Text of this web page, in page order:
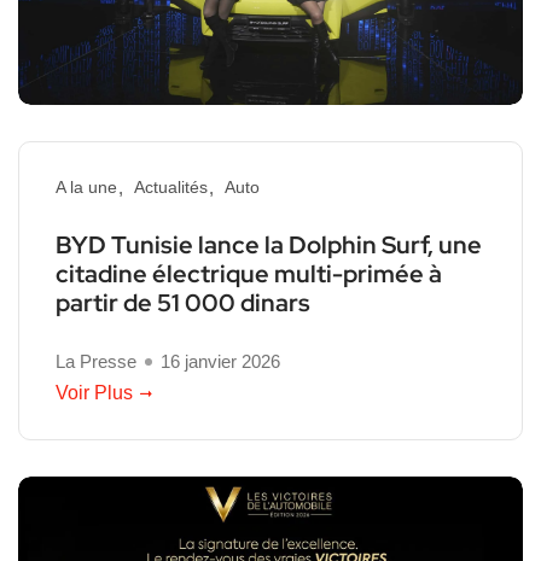
A la une Actualités Auto
BYD Tunisie lance la Dolphin Surf, une
citadine électrique multi-primée à
partir de 51 000 dinars
La Presse
16 janvier 2026
Voir Plus